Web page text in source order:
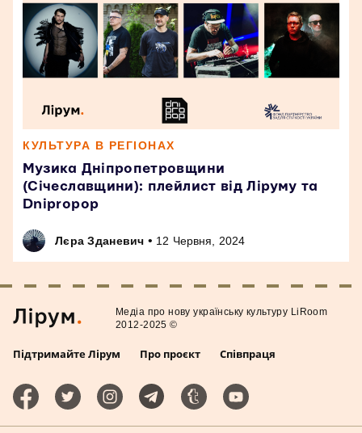
КУЛЬТУРА В РЕГІОНАХ
Музика Дніпропетровщини
(Січеславщини): плейлист від Ліруму та
Dnipropop
Лєра Зданевич • 12 Червня, 2024
Підтримайте Лірум Про проєкт Співпраця
Медiа про нову українську культуру LiRoom
2012-2025 ©